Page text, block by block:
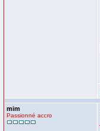
mim
Passionné accro